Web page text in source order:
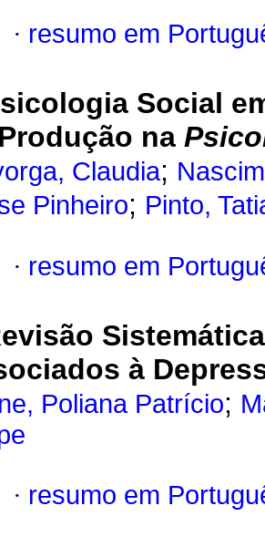
· resumo em
Social
na
Claudia;
Pinheiro; Pinto,
· resumo em
à
Poliana Patrício;
· resumo em